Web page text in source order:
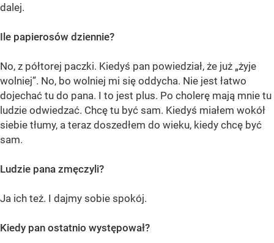
dalej.
Ile papierosów dziennie?
No, z półtorej paczki. Kiedyś pan powiedział, że już „żyje
wolniej”. No, bo wolniej mi się oddycha. Nie jest łatwo
dojechać tu do pana. I to jest plus. Po cholerę mają mnie tu
ludzie odwiedzać. Chcę tu być sam. Kiedyś miałem wokół
siebie tłumy, a teraz doszedłem do wieku, kiedy chcę być
sam.
Ludzie pana zmęczyli?
Ja ich też. I dajmy sobie spokój.
Kiedy pan ostatnio występował?